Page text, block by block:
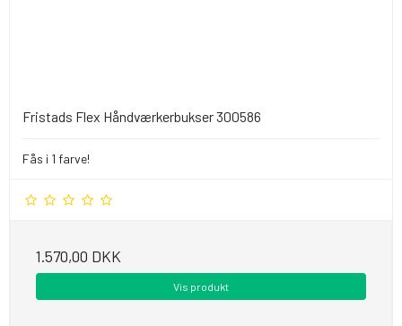
Fristads Flex Håndværkerbukser 300586
Fås i 1 farve!
1.570,00 DKK
Vis produkt